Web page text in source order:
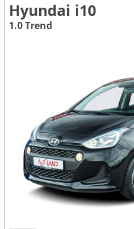
Hyundai i10
1.0 Trend